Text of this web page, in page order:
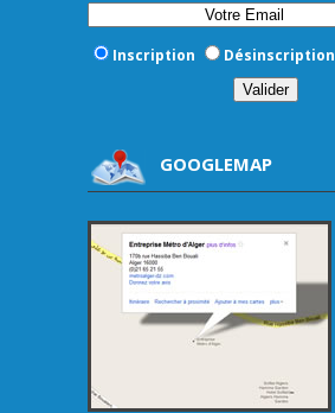
Inscription Désinscription
GOOGLEMAP